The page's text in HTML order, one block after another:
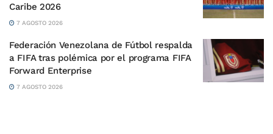
Caribe 2026
7 AGOSTO 2026
Federación Venezolana de Fútbol respalda
a FIFA tras polémica por el programa FIFA
Forward Enterprise
7 AGOSTO 2026